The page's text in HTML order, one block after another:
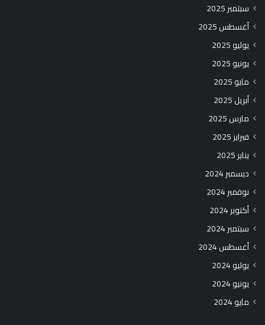
سبتمبر 2025
أغسطس 2025
يوليو 2025
يونيو 2025
مايو 2025
أبريل 2025
مارس 2025
فبراير 2025
يناير 2025
ديسمبر 2024
نوفمبر 2024
أكتوبر 2024
سبتمبر 2024
أغسطس 2024
يوليو 2024
يونيو 2024
مايو 2024